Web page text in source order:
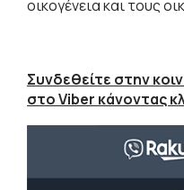
οικογένεια και τους
Συνδεθείτε στην
στο Viber κάνοντας